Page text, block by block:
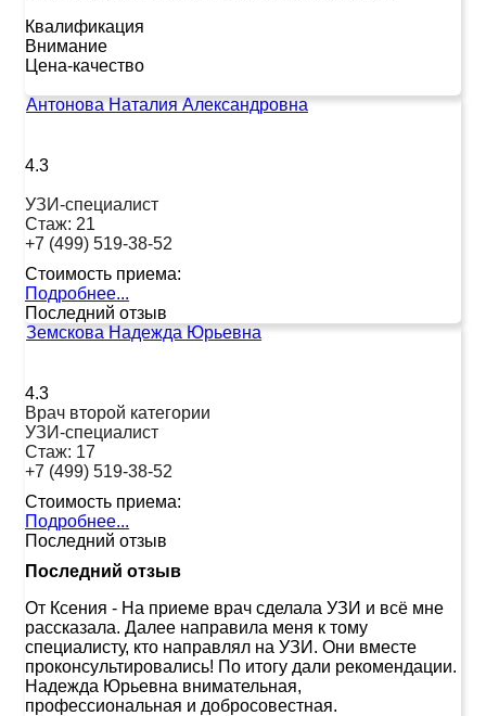
Квалификация
Внимание
Цена-качество
Антонова Наталия Александровна
4.3
УЗИ-специалист
Стаж: 21
+7 (499) 519-38-52
Стоимость приема:
Подробнее...
Последний отзыв
Земскова Надежда Юрьевна
4.3
Врач второй категории
УЗИ-специалист
Стаж: 17
+7 (499) 519-38-52
Стоимость приема:
Подробнее...
Последний отзыв
Последний отзыв
От Ксения - На приеме врач сделала УЗИ и всё мне
рассказала. Далее направила меня к тому
специалисту, кто направлял на УЗИ. Они вместе
проконсультировались! По итогу дали рекомендации.
Надежда Юрьевна внимательная,
профессиональная и добросовестная.